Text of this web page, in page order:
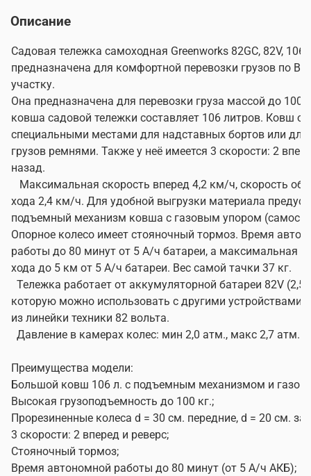
Описание
Садовая тележка самоходная Greenworks 82GC, 82V, 106
предназначена для комфортной перевозки грузов по
участку.
Она предназначена для перевозки груза массой до 100
ковша садовой тележки составляет 106 литров. Ковш
специальными местами для надставных бортов или для
грузов ремнями. Также у неё имеется 3 скорости: 2
назад.
Максимальная скорость вперед 4,2 км/ч, скорость
хода 2,4 км/ч. Для удобной выгрузки материала
подъемный механизм ковша с газовым упором
Опорное колесо имеет стояночный тормоз. Время
работы до 80 минут от 5 А/ч батареи, а максимальная
хода до 5 км от 5 А/ч батареи. Вес самой тачки 37 кг.
Тележка работает от аккумуляторной батареи 82V (2,5
которую можно использовать с другими устройствами
из линейки техники 82 вольта.
Давление в камерах колес: мин 2,0 атм., макс 2,7 атм.
Преимущества модели:
Большой ковш 106 л. с подъемным механизмом и
Высокая грузоподъемность до 100 кг.;
Прорезиненные колеса d = 30 см. передние, d = 20 см.
3 скорости: 2 вперед и реверс;
Стояночный тормоз;
Время автономной работы до 80 минут (от 5 А/ч АКБ);